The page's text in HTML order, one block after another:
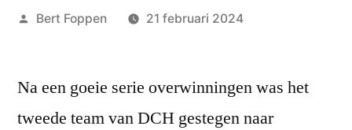
Geplaatst
Bert Foppen 21 februari 2024
Na een goeie serie overwinningen was het
tweede team van DCH gestegen naar